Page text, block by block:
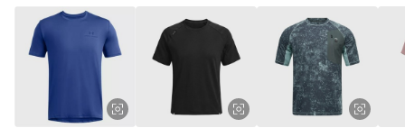
回饋。 5. 點數回饋會扣除所有折扣優惠後之最終發票金額計算，
實際回饋請依LINE購物通知為主。 6. 訂單如有使用東森購物
ETMall站內之折扣優惠(包含但不限於東森幣、樂透金、東森現金
券等)，不具點數回饋資格。詳細請依東森購物ETMall之結帳頁面
顯示為準。 7. LINE購物設有「單一商品最高回饋點數」機制(特
殊活動時開放「回饋無上限」)，以同一訂單中同一商品不論件數
計算，並依訂單成立時間當下LINE購物所設定的回饋機制為準。